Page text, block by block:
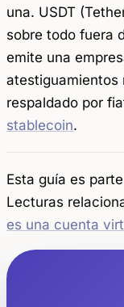
una. USDT
sobre todo fuera
emite una
atestiguamientos
respaldado por
stablecoin.
Esta guía es
Lecturas
es una cuenta